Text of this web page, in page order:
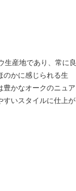
生産地であり、常に良
のかに感じられる生
豊かなオークのニュア
すいスタイルに仕上が